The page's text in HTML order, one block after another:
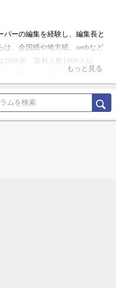
ーの編集を経験し、編集長と
は、全国紙や地方紙、webなど
20年超、取材人数1000人以
た経験から、医療関係、医薬品
もっと見る